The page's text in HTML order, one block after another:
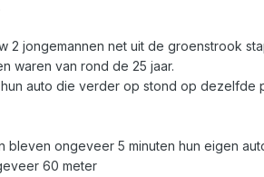
2 jongemannen net uit de groenstrook
waren van rond de 25 jaar.
auto die verder op stond op
ongeveer 5 minuten hun eigen
60 meter